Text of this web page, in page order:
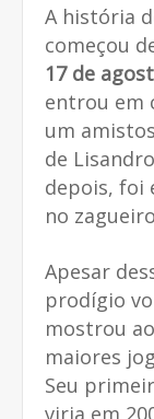
A história
começou
17 de
entrou em
um
de
depois, foi
no
Apesar
prodígio
mostrou
maiores
Seu
viria em